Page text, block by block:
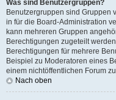
Was sind Benutzergruppen?
Benutzergruppen sind Gruppen
in für die Board-Administration
kann mehreren Gruppen
Berechtigungen zugeteilt
Berechtigungen für mehrere
Beispiel zu Moderatoren eines
einem nichtöffentlichen Forum
Nach oben